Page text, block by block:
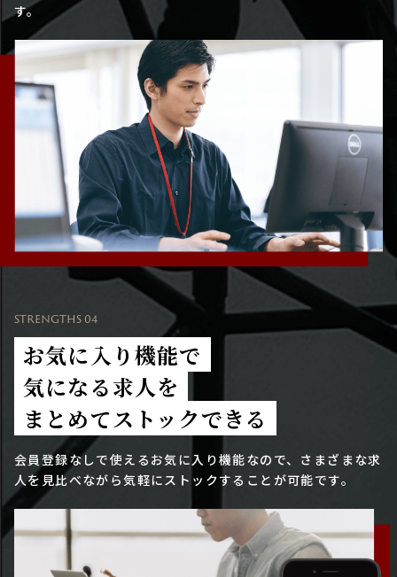
す。
STRENGTHS 04
お気に入り機能で
気になる求人を
まとめてストックできる
会員登録なしで使えるお気に入り機能なので、さまざまな求
人を見比べながら気軽にストックすることが可能です。